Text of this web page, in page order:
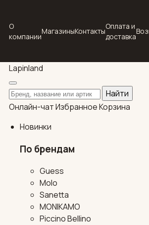
О
компании
МагазиныКонтакты
Оплата и
доставка
Lapinland
Поиск по каталогу
Найти
Онлайн-чатИзбранноеКорзина
Новинки
По брендам
Guess
Molo
Sanetta
MONIKAMO
Piccino Bellino